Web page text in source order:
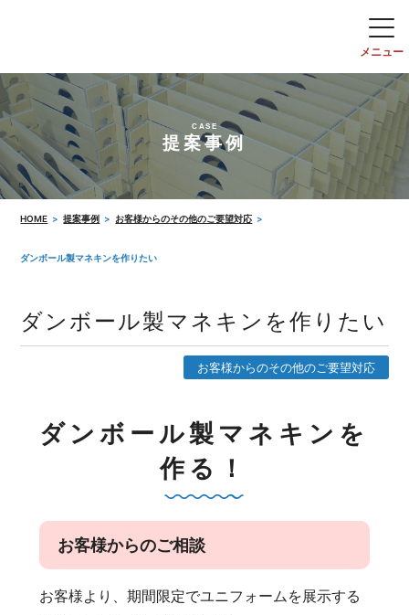
CASE
提案事例
HOME 提案事例 お客様からのその他のご要望対応
ダンボール製マネキンを作りたい
ダンボール製マネキンを作りたい
お客様からのその他のご要望対応
ダンボール製マネキンを
作る！
お客様からのご相談
お客様より、期間限定でユニフォームを展示する